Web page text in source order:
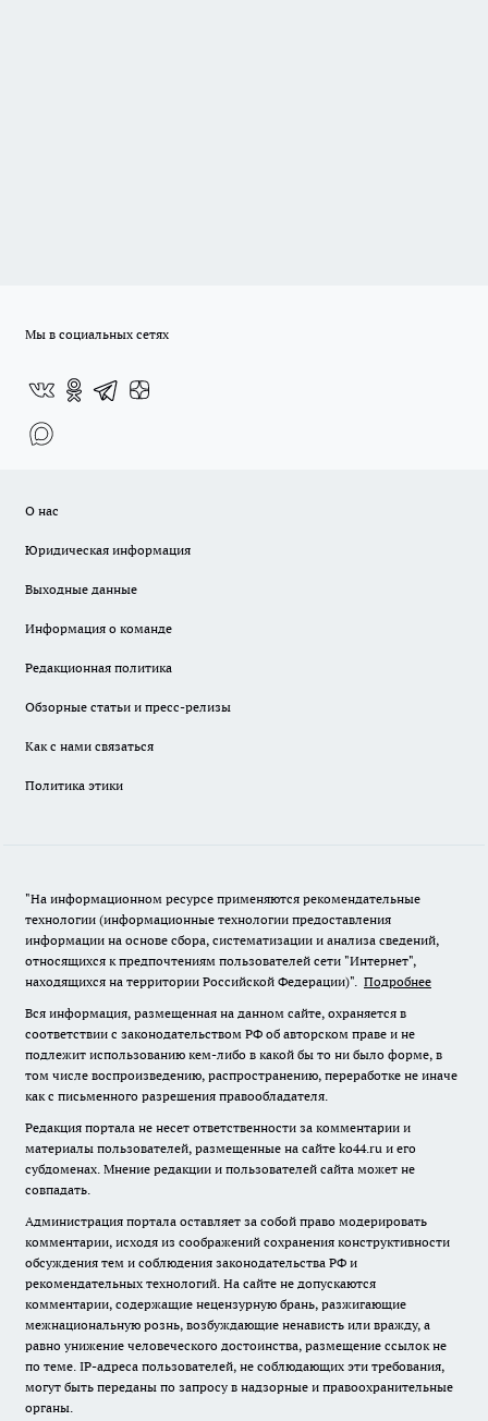
Мы в социальных сетях
О нас
Юридическая информация
Выходные данные
Информация о команде
Редакционная политика
Обзорные статьи и пресс-релизы
Как с нами связаться
Политика этики
"На информационном ресурсе применяются рекомендательные
технологии (информационные технологии предоставления
информации на основе сбора, систематизации и анализа сведений,
относящихся к предпочтениям пользователей сети "Интернет",
находящихся на территории Российской Федерации)". Подробнее
Вся информация, размещенная на данном сайте, охраняется в
соответствии с законодательством РФ об авторском праве и не
подлежит использованию кем-либо в какой бы то ни было форме, в
том числе воспроизведению, распространению, переработке не иначе
как с письменного разрешения правообладателя.
Редакция портала не несет ответственности за комментарии и
материалы пользователей, размещенные на сайте ko44.ru и его
субдоменах. Мнение редакции и пользователей сайта может не
совпадать.
Администрация портала оставляет за собой право модерировать
комментарии, исходя из соображений сохранения конструктивности
обсуждения тем и соблюдения законодательства РФ и
рекомендательных технологий. На сайте не допускаются
комментарии, содержащие нецензурную брань, разжигающие
межнациональную рознь, возбуждающие ненависть или вражду, а
равно унижение человеческого достоинства, размещение ссылок не
по теме. IP-адреса пользователей, не соблюдающих эти требования,
могут быть переданы по запросу в надзорные и правоохранительные
органы.